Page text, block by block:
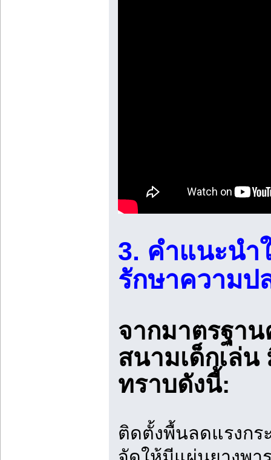
3. คำแนะนำ
รักษาความป
จากมาตรฐา
สนามเด็กเล่
ทราบดังนี้:
ติดตั้งพื้นลดแรงกร